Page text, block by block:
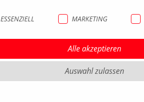
ESSENZIELL MARKETING
Alle akzeptieren
Auswahl zulassen